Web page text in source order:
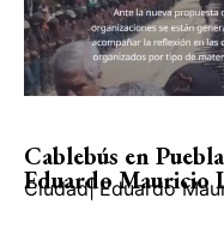
Cablebús en
Eduardo Mauricio
Ciudad| Eduardo